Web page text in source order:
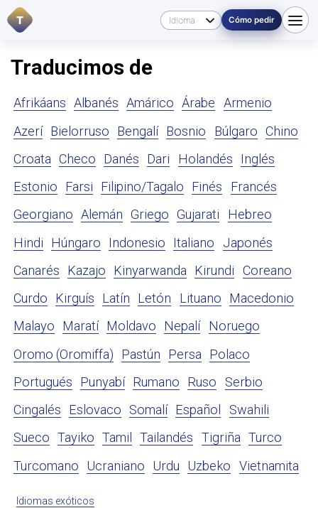
T Cómo pedir
Traducimos de
Afrikáans Albanés Amárico Árabe
Armenio
Azerí Bielorruso Bengalí Bosnio Búlgaro Chino
Croata Checo Danés Dari Holandés
Inglés
Estonio
Farsi Filipino/Tagalo Finés
Francés
Georgiano Alemán Griego Gujarati
Hebreo
Hindi
Húngaro Indonesio Italiano
Japonés
Canarés
Kazajo Kinyarwanda Kirundi
Coreano
Curdo
Kirguís Latín Letón Lituano
Macedonio
Malayo
Maratí Moldavo Nepalí
Noruego
Oromo (Oromiffa)
Pastún Persa
Polaco
Portugués
Punyabí Rumano Ruso
Serbio
Cingalés
Eslovaco Somalí Español
Swahili
Sueco Tayiko Tamil Tailandés Tigriña Turco
Turcomano
Ucraniano Urdu Uzbeko Vietnamita
Idiomas exóticos